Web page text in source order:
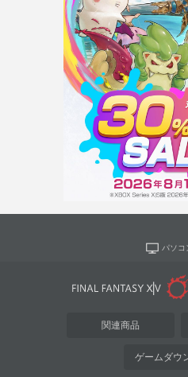
パソコ
関連商品
ゲームダウ